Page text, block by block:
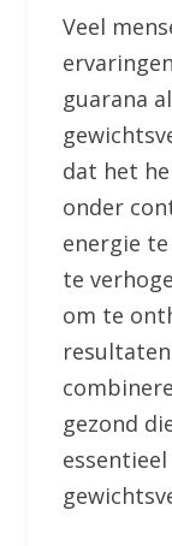
Veel
guarana
dat het
onder
energie
te
om te
gezond